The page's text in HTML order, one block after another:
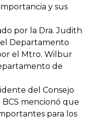
y sus
por la Dra. Judith
Departamento
el Mtro. Wilbur
de
del Consejo
mencionó que
para los